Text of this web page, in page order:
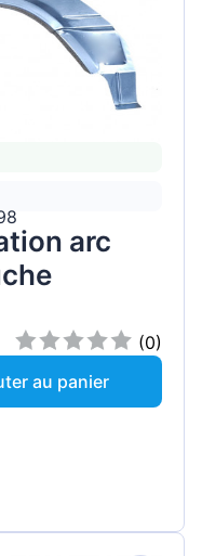
arc
(0)
au panier